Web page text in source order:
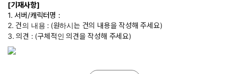
[기재사항]
1. 서버/캐릭터명 :
2. 건의 내용 : (원하시는 건의 내용을 작성해 주세요)
3. 의견 : (구체적인 의견을 작성해 주세요)